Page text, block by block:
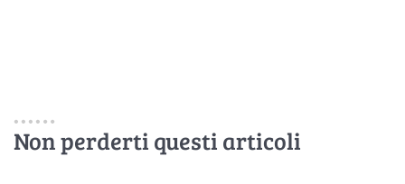
Non perderti questi articoli